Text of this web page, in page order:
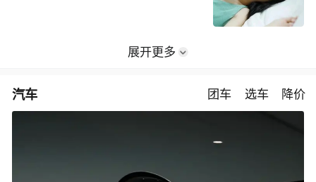
展开更多
汽车 团车 选车 降价